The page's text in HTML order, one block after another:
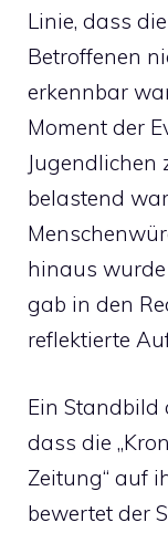
Linie, dass die
Betroffenen
erkennbar
Moment der
Jugendlichen
belastend
hinaus
gab in den
reflektierte
Ein Standbild
dass die
Zeitung“ auf
bewertet der